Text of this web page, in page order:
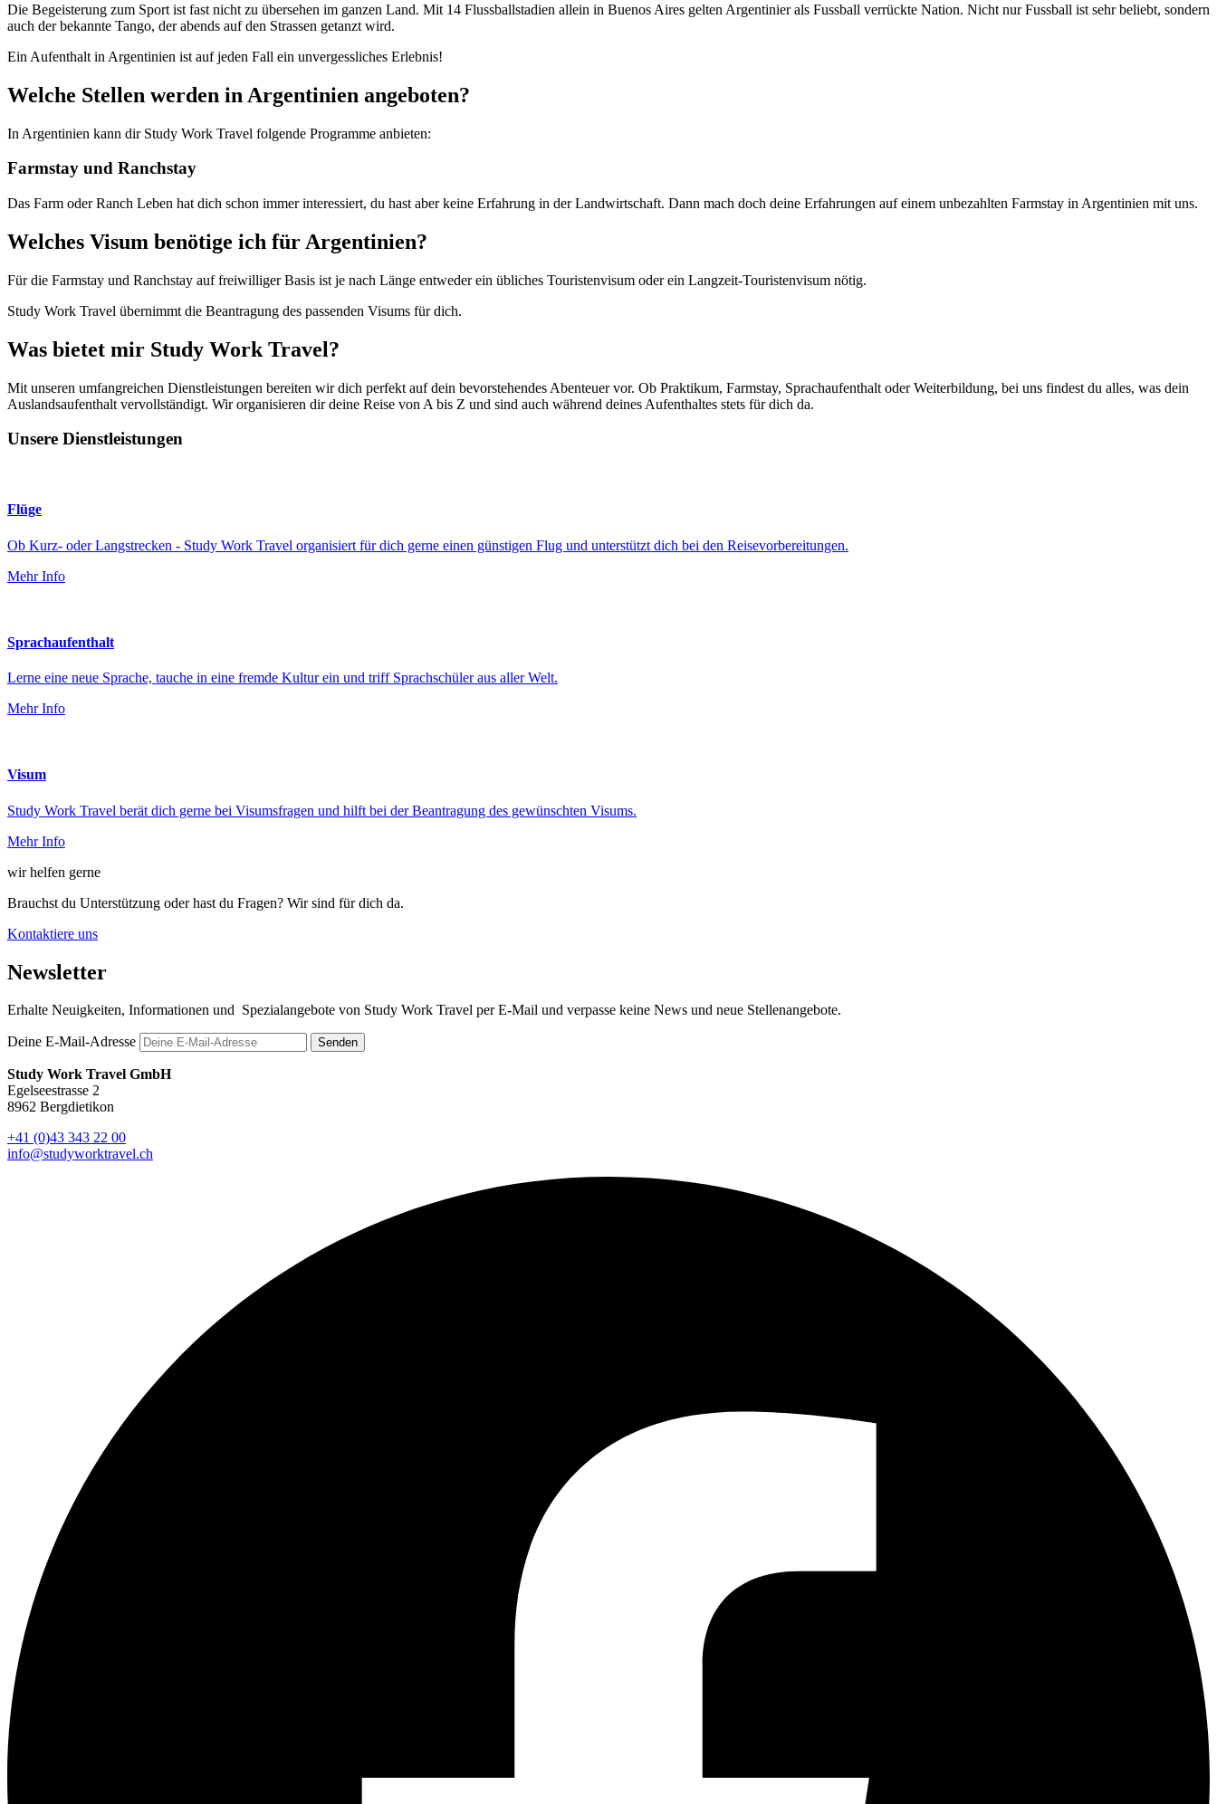
Die Begeisterung zum Sport ist fast nicht zu übersehen im ganzen Land. Mit 14 Flussballstadien allein in Buenos Aires gelten Argentinier als Fussball verrückte Nation. Nicht nur Fussball ist sehr beliebt, sondern
auch der bekannte Tango, der abends auf den Strassen getanzt wird.
Ein Aufenthalt in Argentinien ist auf jeden Fall ein unvergessliches Erlebnis!
Welche Stellen werden in Argentinien angeboten?
In Argentinien kann dir Study Work Travel folgende Programme anbieten:
Farmstay und Ranchstay
Das Farm oder Ranch Leben hat dich schon immer interessiert, du hast aber keine Erfahrung in der Landwirtschaft. Dann mach doch deine Erfahrungen auf einem unbezahlten Farmstay in Argentinien mit uns.
Welches Visum benötige ich für Argentinien?
Für die Farmstay und Ranchstay auf freiwilliger Basis ist je nach Länge entweder ein übliches Touristenvisum oder ein Langzeit-Touristenvisum nötig.
Study Work Travel übernimmt die Beantragung des passenden Visums für dich.
Was bietet mir Study Work Travel?
Mit unseren umfangreichen Dienstleistungen bereiten wir dich perfekt auf dein bevorstehendes Abenteuer vor. Ob Praktikum, Farmstay, Sprachaufenthalt oder Weiterbildung, bei uns findest du alles, was dein
Auslandsaufenthalt vervollständigt. Wir organisieren dir deine Reise von A bis Z und sind auch während deines Aufenthaltes stets für dich da.
Unsere Dienstleistungen
Flüge
Ob Kurz- oder Langstrecken - Study Work Travel organisiert für dich gerne einen günstigen Flug und unterstützt dich bei den Reisevorbereitungen.
Mehr Info
Sprachaufenthalt
Lerne eine neue Sprache, tauche in eine fremde Kultur ein und triff Sprachschüler aus aller Welt.
Mehr Info
Visum
Study Work Travel berät dich gerne bei Visumsfragen und hilft bei der Beantragung des gewünschten Visums.
Mehr Info
wir helfen gerne
Brauchst du Unterstützung oder hast du Fragen? Wir sind für dich da.
Kontaktiere uns
Newsletter
Erhalte Neuigkeiten, Informationen und Spezialangebote von Study Work Travel per E-Mail und verpasse keine News und neue Stellenangebote.
Deine E-Mail-Adresse Senden
Study Work Travel GmbH
Egelseestrasse 2
8962 Bergdietikon
+41 (0)43 343 22 00
info@studyworktravel.ch